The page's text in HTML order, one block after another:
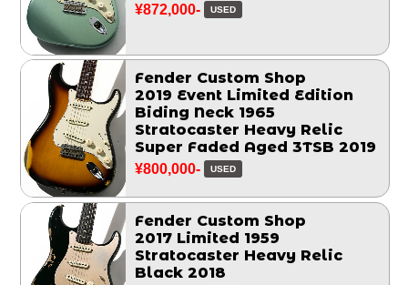
¥872,000- USED
Fender Custom Shop
2019 Event Limited Edition
Biding Neck 1965
Stratocaster Heavy Relic
Super Faded Aged 3TSB 2019
¥800,000- USED
Fender Custom Shop
2017 Limited 1959
Stratocaster Heavy Relic
Black 2018